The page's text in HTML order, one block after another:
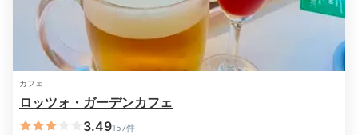
カフェ
ロッツォ・ガーデンカフェ
3.49157件